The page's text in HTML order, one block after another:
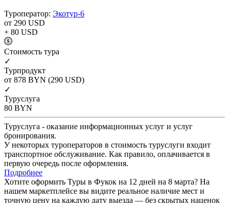
Туроператор: Экотур-6
от 290 USD
+ 80 USD
Cтоимость тура
✓
Турпродукт
от 878 BYN (290 USD)
✓
Туруслуга
80 BYN
Туруслуга - оказание информационных услуг и услуг
бронирования.
У некоторых туроператоров в стоимость туруслуги входит
транспортное обслуживание. Как правило, оплачивается в
первую очередь после оформления.
Подробнее
Хотите оформить Туры в Фукок на 12 дней на 8 марта? На
нашем маркетплейсе вы видите реальное наличие мест и
точную цену на каждую дату выезда — без скрытых наценок